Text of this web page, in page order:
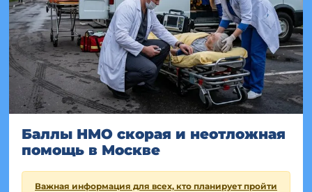
Баллы НМО скорая и неотложная
помощь в Москве
Важная информация для всех, кто планирует пройти